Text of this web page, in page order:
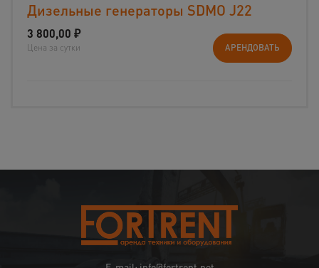
Дизельные генераторы SDMO J22
3 800,00 ₽
Цена за сутки АРЕНДОВАТЬ